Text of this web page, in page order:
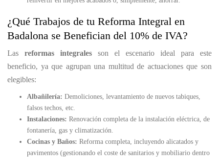
¿Qué Trabajos de tu Reforma Integral en
Badalona se Benefician del 10% de IVA?
Las reformas integrales son el escenario ideal para este
beneficio, ya que agrupan una multitud de actuaciones que son
elegibles:
Albañilería: Demoliciones, levantamiento de nuevos tabiques,
falsos techos, etc.
Instalaciones: Renovación completa de la instalación eléctrica, de
fontanería, gas y climatización.
Cocinas y Baños: Reforma completa, incluyendo alicatados y
pavimentos (gestionando el coste de sanitarios y mobiliario dentro